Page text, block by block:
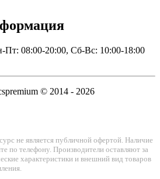
Пт: 08:00-20:00, Сб-Вс: 10:00-18:00
© 2014 - 2026
не является публичной офертой. Наличие
по телефону. Производители оставляют за
характеристики и внешний вид товаров